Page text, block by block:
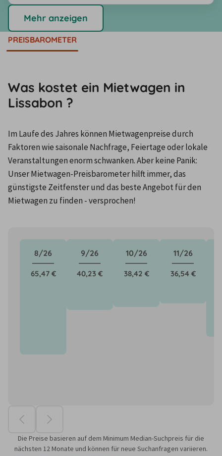
Mehr anzeigen
PREISBAROMETER
Was kostet ein Mietwagen in
Lissabon ?
Im Laufe des Jahres können Mietwagenpreise durch
Faktoren wie saisonale Nachfrage, Feiertage oder lokale
Veranstaltungen enorm schwanken. Aber keine Panik:
Unser Mietwagen-Preisbarometer hilft immer, das
günstigste Zeitfenster und das beste Angebot für den
Mietwagen zu finden - versprochen!
8/26
65,47 €
9/26
40,23 €
10/26
38,42 €
11/26
36,54 €
Die Preise basieren auf dem Minimum Median-Suchpreis für die
nächsten 12 Monate und können für neue Suchanfragen variieren.